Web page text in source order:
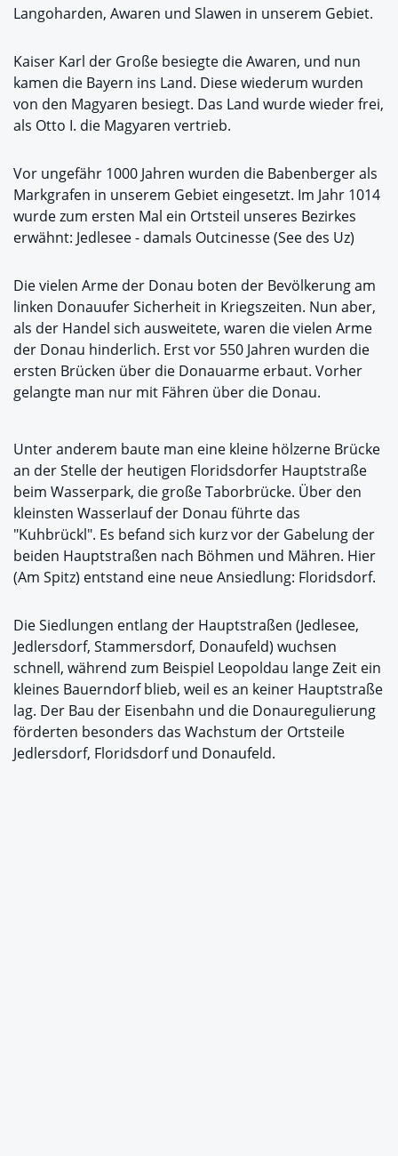
Langoharden, Awaren und Slawen in unserem Gebiet.
Kaiser Karl der Große besiegte die Awaren, und nun
kamen die Bayern ins Land. Diese wiederum wurden
von den Magyaren besiegt. Das Land wurde wieder frei,
als Otto I. die Magyaren vertrieb.
Vor ungefähr 1000 Jahren wurden die Babenberger als
Markgrafen in unserem Gebiet eingesetzt. Im Jahr 1014
wurde zum ersten Mal ein Ortsteil unseres Bezirkes
erwähnt: Jedlesee - damals Outcinesse (See des Uz)
Die vielen Arme der Donau boten der Bevölkerung am
linken Donauufer Sicherheit in Kriegszeiten. Nun aber,
als der Handel sich ausweitete, waren die vielen Arme
der Donau hinderlich. Erst vor 550 Jahren wurden die
ersten Brücken über die Donauarme erbaut. Vorher
gelangte man nur mit Fähren über die Donau.
Unter anderem baute man eine kleine hölzerne Brücke
an der Stelle der heutigen Floridsdorfer Hauptstraße
beim Wasserpark, die große Taborbrücke. Über den
kleinsten Wasserlauf der Donau führte das
"Kuhbrückl". Es befand sich kurz vor der Gabelung der
beiden Hauptstraßen nach Böhmen und Mähren. Hier
(Am Spitz) entstand eine neue Ansiedlung: Floridsdorf.
Die Siedlungen entlang der Hauptstraßen (Jedlesee,
Jedlersdorf, Stammersdorf, Donaufeld) wuchsen
schnell, während zum Beispiel Leopoldau lange Zeit ein
kleines Bauerndorf blieb, weil es an keiner Hauptstraße
lag. Der Bau der Eisenbahn und die Donauregulierung
förderten besonders das Wachstum der Ortsteile
Jedlersdorf, Floridsdorf und Donaufeld.